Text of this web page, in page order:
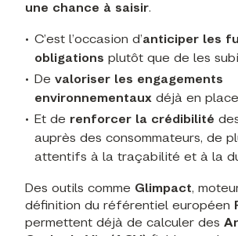
une chance à saisir.
C’est l’occasion d’anticiper les
obligations plutôt que de les
De valoriser les engagements
environnementaux déjà en
Et de renforcer la crédibilité
auprès des consommateurs, de
attentifs à la traçabilité et à la
Des outils comme Glimpact,
définition du référentiel européen
permettent déjà de calculer des